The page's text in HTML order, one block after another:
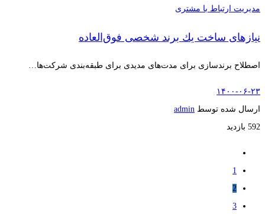
مدیریت ارتباط با مشتری
نیازهای ساخت یك برند شخصی فوق‌العاده
اصطلاح برندسازی برای مدت‌های مدیدی برای طبقه‌بندی شرکت‌ها…
۱۴۰۰-۰۶-۲۳
ارسال شده توسط admin
592 بازدید
1
2
3